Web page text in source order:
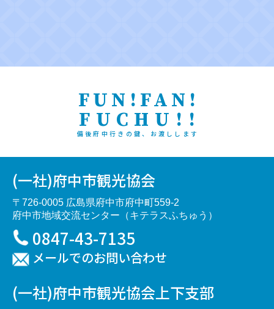
FUN!FAN!
FUCHU!!
備後府中行きの鍵、お渡しします
(一社)府中市観光協会
〒726-0005 広島県府中市府中町559-2
府中市地域交流センター（キテラスふちゅう）
0847-43-7135
メールでのお問い合わせ
(一社)府中市観光協会上下支部